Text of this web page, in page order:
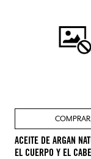
COMPRAR
ACEITE DE ARGAN
EL CUERPO Y EL